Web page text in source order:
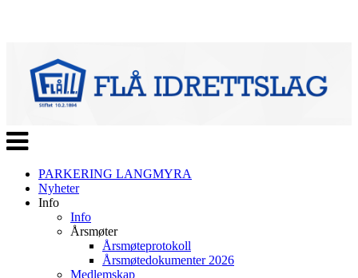
Veksle
navigasjon
PARKERING LANGMYRA
Nyheter
Info
Info
Årsmøter
Årsmøteprotokoll
Årsmøtedokumenter 2026
Medlemskap